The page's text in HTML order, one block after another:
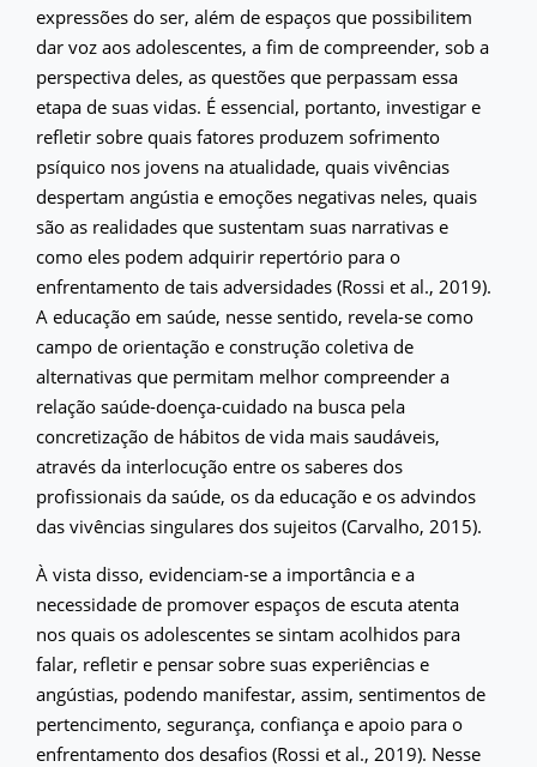
expressões do ser, além de espaços que possibilitem
dar voz aos adolescentes, a fim de compreender, sob a
perspectiva deles, as questões que perpassam essa
etapa de suas vidas. É essencial, portanto, investigar e
refletir sobre quais fatores produzem sofrimento
psíquico nos jovens na atualidade, quais vivências
despertam angústia e emoções negativas neles, quais
são as realidades que sustentam suas narrativas e
como eles podem adquirir repertório para o
enfrentamento de tais adversidades (Rossi et al., 2019).
A educação em saúde, nesse sentido, revela-se como
campo de orientação e construção coletiva de
alternativas que permitam melhor compreender a
relação saúde-doença-cuidado na busca pela
concretização de hábitos de vida mais saudáveis,
através da interlocução entre os saberes dos
profissionais da saúde, os da educação e os advindos
das vivências singulares dos sujeitos (Carvalho, 2015).
À vista disso, evidenciam-se a importância e a
necessidade de promover espaços de escuta atenta
nos quais os adolescentes se sintam acolhidos para
falar, refletir e pensar sobre suas experiências e
angústias, podendo manifestar, assim, sentimentos de
pertencimento, segurança, confiança e apoio para o
enfrentamento dos desafios (Rossi et al., 2019). Nesse